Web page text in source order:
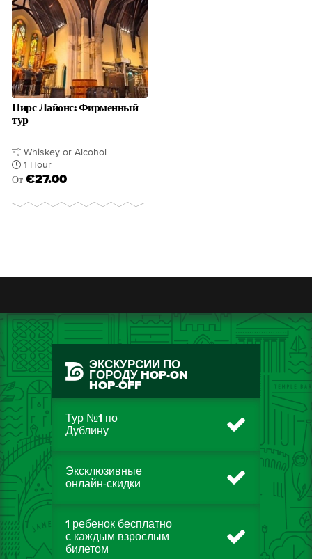
Пирс Лайонс: Фирменный
тур
Whiskey or Alcohol
1 Hour
От €27.00
ЭКСКУРСИИ ПО
ГОРОДУ HOP-ON
HOP-OFF
Тур №1 по
Дублину
Эксклюзивные
онлайн-скидки
1 ребенок бесплатно
с каждым взрослым
билетом